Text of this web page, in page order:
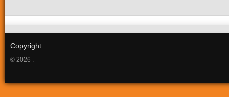
Copyright
© 2026 .